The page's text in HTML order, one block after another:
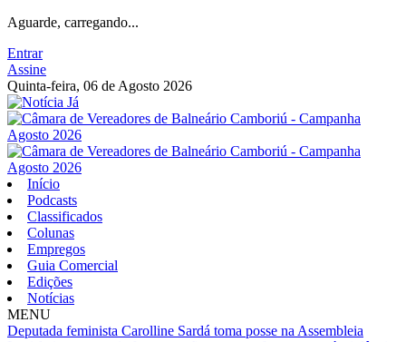
Aguarde, carregando...
Entrar
Assine
Quinta-feira, 06 de Agosto 2026
Início
Podcasts
Classificados
Colunas
Empregos
Guia Comercial
Edições
Notícias
MENU
Deputada feminista Carolline Sardá toma posse na Assembleia